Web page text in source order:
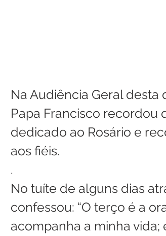
Na Audiência Geral desta
Papa Francisco recordou
dedicado ao Rosário e
aos fiéis.
.
No tuíte de alguns dias
confessou: “O terço é a
acompanha a minha vida;